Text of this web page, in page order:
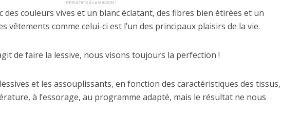
RÉSULTATS À LA MAISON !
des couleurs vives et un blanc éclatant, des fibres bien étirées et un
vêtements comme celui-ci est l’un des principaux plaisirs de la vie.
de faire la lessive, nous visons toujours la perfection !
et les assouplissants, en fonction des caractéristiques des tissus,
à l’essorage, au programme adapté, mais le résultat ne nous